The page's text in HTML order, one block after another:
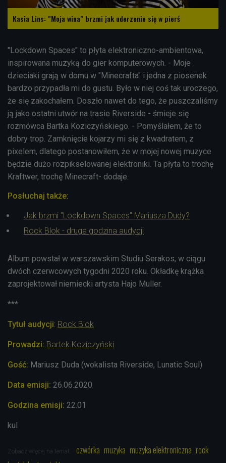
Kasia Lins: "Moja wina" brzmi jak uderzenie się w pierś
"Lockdown Spaces" to płyta elektroniczno-ambientowa,
inspirowana muzyką do gier komputerowych. - Moje
dzieciaki grają w domu w "Minecrafta" i jedna z piosenek
bardzo przypadła mi do gustu. Było w niej coś tak uroczego,
że się zakochałem. Doszło nawet do tego, że puszczaliśmy
ją jako ostatni utwór na trasie Riverside - śmieje się
rozmówca Bartka Koziczyńskiego. - Pomyślałem, że to
dobry trop. Zamknięcie kojarzy mi się z kwadratem, z
pixelem, dlatego postanowiłem, że w mojej nowej muzyce
będzie dużo rozpikselowanej elektroniki. Ta płyta to trochę
Kraftwer, trochę Minecraft- dodaje.
Posłuchaj także:
Jak brzmi "Lockdown Spaces" Mariusza Dudy?
Rock Blok - druga godzina audycji
Album powstał w warszawskim Studiu Serakos, w ciągu
dwóch czerwcowych tygodni 2020 roku. Okładkę krążka
zaprojektował niemiecki artysta Hajo Muller.
***
Tytuł audycji: Rock Blok
Prowadzi: Bartek Koziczyński
Gość: Mariusz Duda (wokalista Riverside, Lunatic Soul)
Data emisji: 26.06 .2020
Godzina emisji: 22.01
kul
Zobacz więcej na temat: czwórka muzyka muzyka elektroniczna rock